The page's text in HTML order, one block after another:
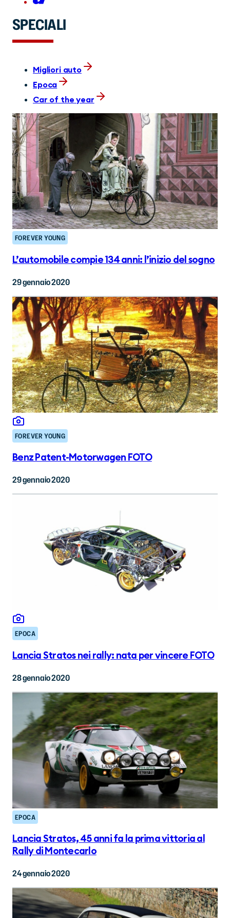
SPECIALI
Migliori auto
Epoca
Car of the year
FOREVER YOUNG
L’automobile compie 134 anni: l’inizio del sogno
29 gennaio 2020
FOREVER YOUNG
Benz Patent-Motorwagen FOTO
29 gennaio 2020
EPOCA
Lancia Stratos nei rally: nata per vincere FOTO
28 gennaio 2020
EPOCA
Lancia Stratos, 45 anni fa la prima vittoria al
Rally di Montecarlo
24 gennaio 2020